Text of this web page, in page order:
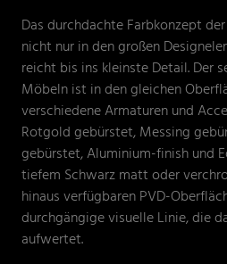
Das durchdachte Farbkonzept der
nicht nur in den großen
reicht bis ins kleinste Detail. Der
Möbeln ist in den gleichen
verschiedene Armaturen und
Rotgold gebürstet, Messing
gebürstet, Aluminium-finish und
tiefem Schwarz matt oder
hinaus verfügbaren PVD-
durchgängige visuelle Linie, die
aufwertet.